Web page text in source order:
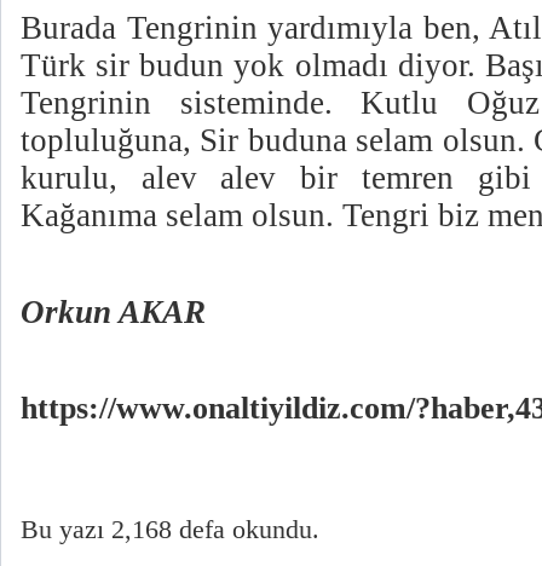
Burada Tengrinin yardımıyla ben,
Türk sir budun yok olmadı diyor.
Tengrinin sisteminde. Kutlu
topluluğuna, Sir buduna selam
kurulu, alev alev bir temren gibi
Kağanıma selam olsun. Tengri biz
Orkun AKAR
https://www.onaltiyildiz.com/
Bu yazı 2,168 defa okundu.